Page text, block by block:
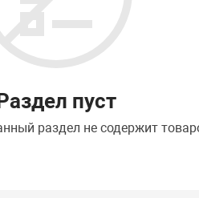
пуст
раздел не содержит